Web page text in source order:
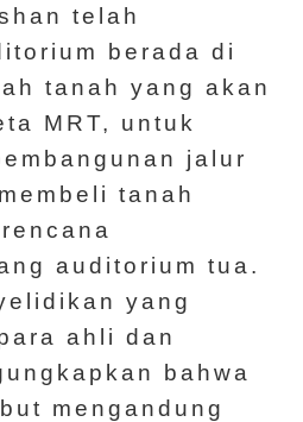
telah
berada di
tanah yang akan
MRT, untuk
jalur
tanah
auditorium tua.
yang
ahli dan
bahwa
mengandung